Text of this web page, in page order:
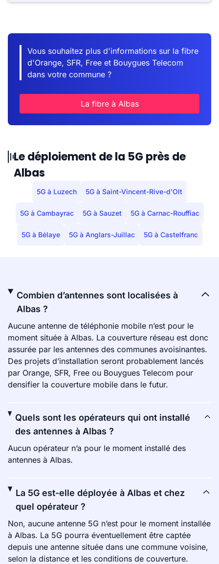
Vous souhaitez plus d'informations sur la fibre
d'Orange, SFR, Free et Bouygues Telecom
dans votre commune ?
La fibre à Albas
Le déploiement de la 5G près de
Albas
5G à Luzech 5G à Saint-Vincent-Rive-d'Olt
5G à Cambayrac 5G à Sauzet 5G à Carnac-Rouffiac
5G à Bélaye 5G à Anglars-Juillac 5G à Castelfranc
Combien d’antennes sont localisées à
Albas ?
Aucune antenne de téléphonie mobile n’est pour le
moment située à Albas. La couverture réseau est donc
assurée par les antennes des communes avoisinantes.
Des projets d’installation seront probablement lancés
par Orange, SFR, Free ou Bouygues Telecom pour
densifier la couverture mobile dans le futur.
Quels sont les opérateurs qui ont installé
des antennes à Albas ?
Aucun opérateur n’a pour le moment installé des
antennes à Albas.
La 5G est-elle déployée à Albas et chez
quel opérateur ?
Non, aucune antenne 5G n’est pour le moment installée
à Albas. La 5G pourra éventuellement être captée
depuis une antenne située dans une commune voisine,
selon la distance et les conditions de couverture.